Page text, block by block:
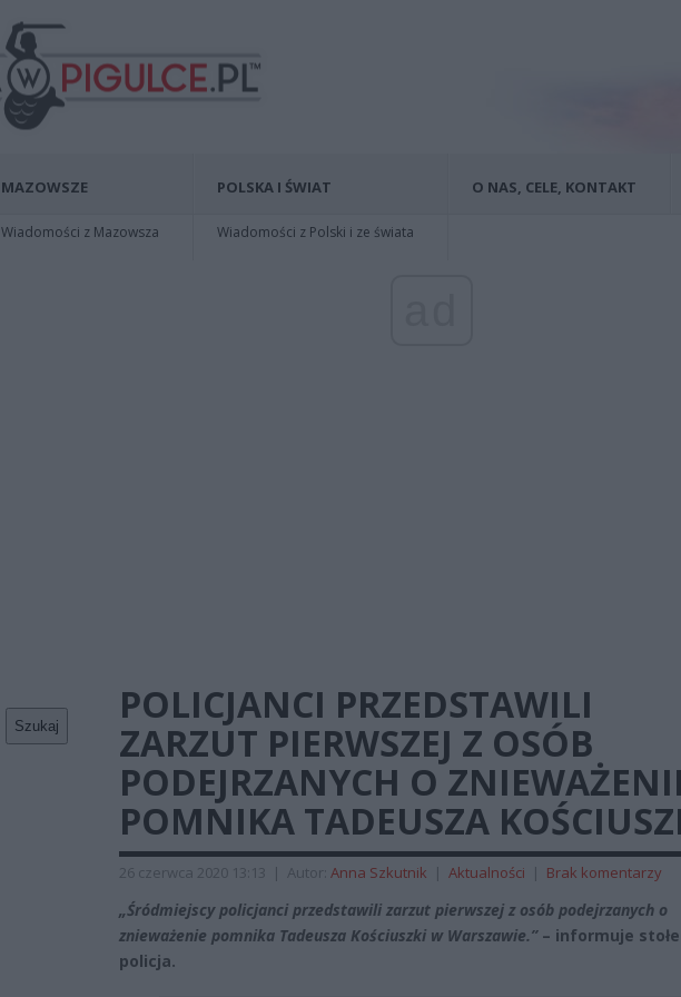
MAZOWSZE
Wiadomości z Mazowsza
POLSKA I ŚWIAT
Wiadomości z Polski i ze świata
O NAS, CELE, KONTAKT
Szukaj
POLICJANCI PRZEDSTAWILI
ZARZUT PIERWSZEJ Z OSÓB
PODEJRZANYCH O
POMNIKA TADEUSZA
26 czerwca 2020 13:13 | Autor: Anna Szkutnik | Aktualności | Brak komentarzy
„Śródmiejscy policjanci przedstawili zarzut pierwszej z osób podejrzanych o
znieważenie pomnika Tadeusza Kościuszki w Warszawie.”– informuje
policja.